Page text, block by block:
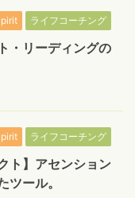
ライフコーチング
・リーディングの
ライフコーチング
ト】アセンション
ツール。